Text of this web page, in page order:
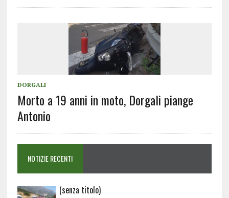
DORGALI
Morto a 19 anni in moto, Dorgali piange
Antonio
NOTIZIE RECENTI
(senza titolo)Articolo